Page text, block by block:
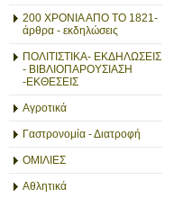
200 ΧΡΟΝΙΑ ΑΠΟ ΤΟ 1821-
άρθρα - εκδηλώσεις
ΠΟΛΙΤΙΣΤΙΚΑ- ΕΚΔΗΛΩΣΕΙΣ
- ΒΙΒΛΙΟΠΑΡΟΥΣΙΑΣΗ
-ΕΚΘΕΣΕΙΣ
Αγροτικά
Γαστρονομία - Διατροφή
ΟΜΙΛΙΕΣ
Αθλητικά